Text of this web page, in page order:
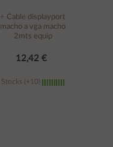
÷ Cable displayport
macho a vga macho
2mts equip
12,42 €
Stocks (+10)